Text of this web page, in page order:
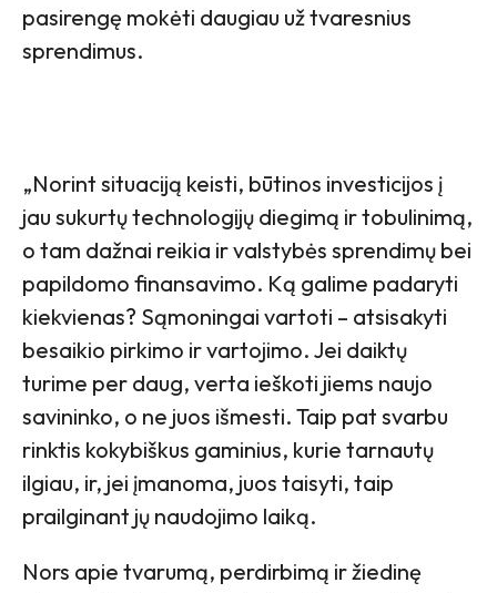
pasirengę mokėti daugiau už tvaresnius
sprendimus.
„Norint situaciją keisti, būtinos investicijos į
jau sukurtų technologijų diegimą ir tobulinimą,
o tam dažnai reikia ir valstybės sprendimų bei
papildomo finansavimo. Ką galime padaryti
kiekvienas? Sąmoningai vartoti – atsisakyti
besaikio pirkimo ir vartojimo. Jei daiktų
turime per daug, verta ieškoti jiems naujo
savininko, o ne juos išmesti. Taip pat svarbu
rinktis kokybiškus gaminius, kurie tarnautų
ilgiau, ir, jei įmanoma, juos taisyti, taip
prailginant jų naudojimo laiką.
Nors apie tvarumą, perdirbimą ir žiedinę